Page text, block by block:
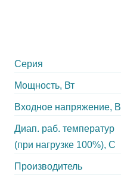
Серия
Мощность, Вт
Входное напряжение, В
Диап. раб. температур
(при нагрузке 100%), C
Производитель